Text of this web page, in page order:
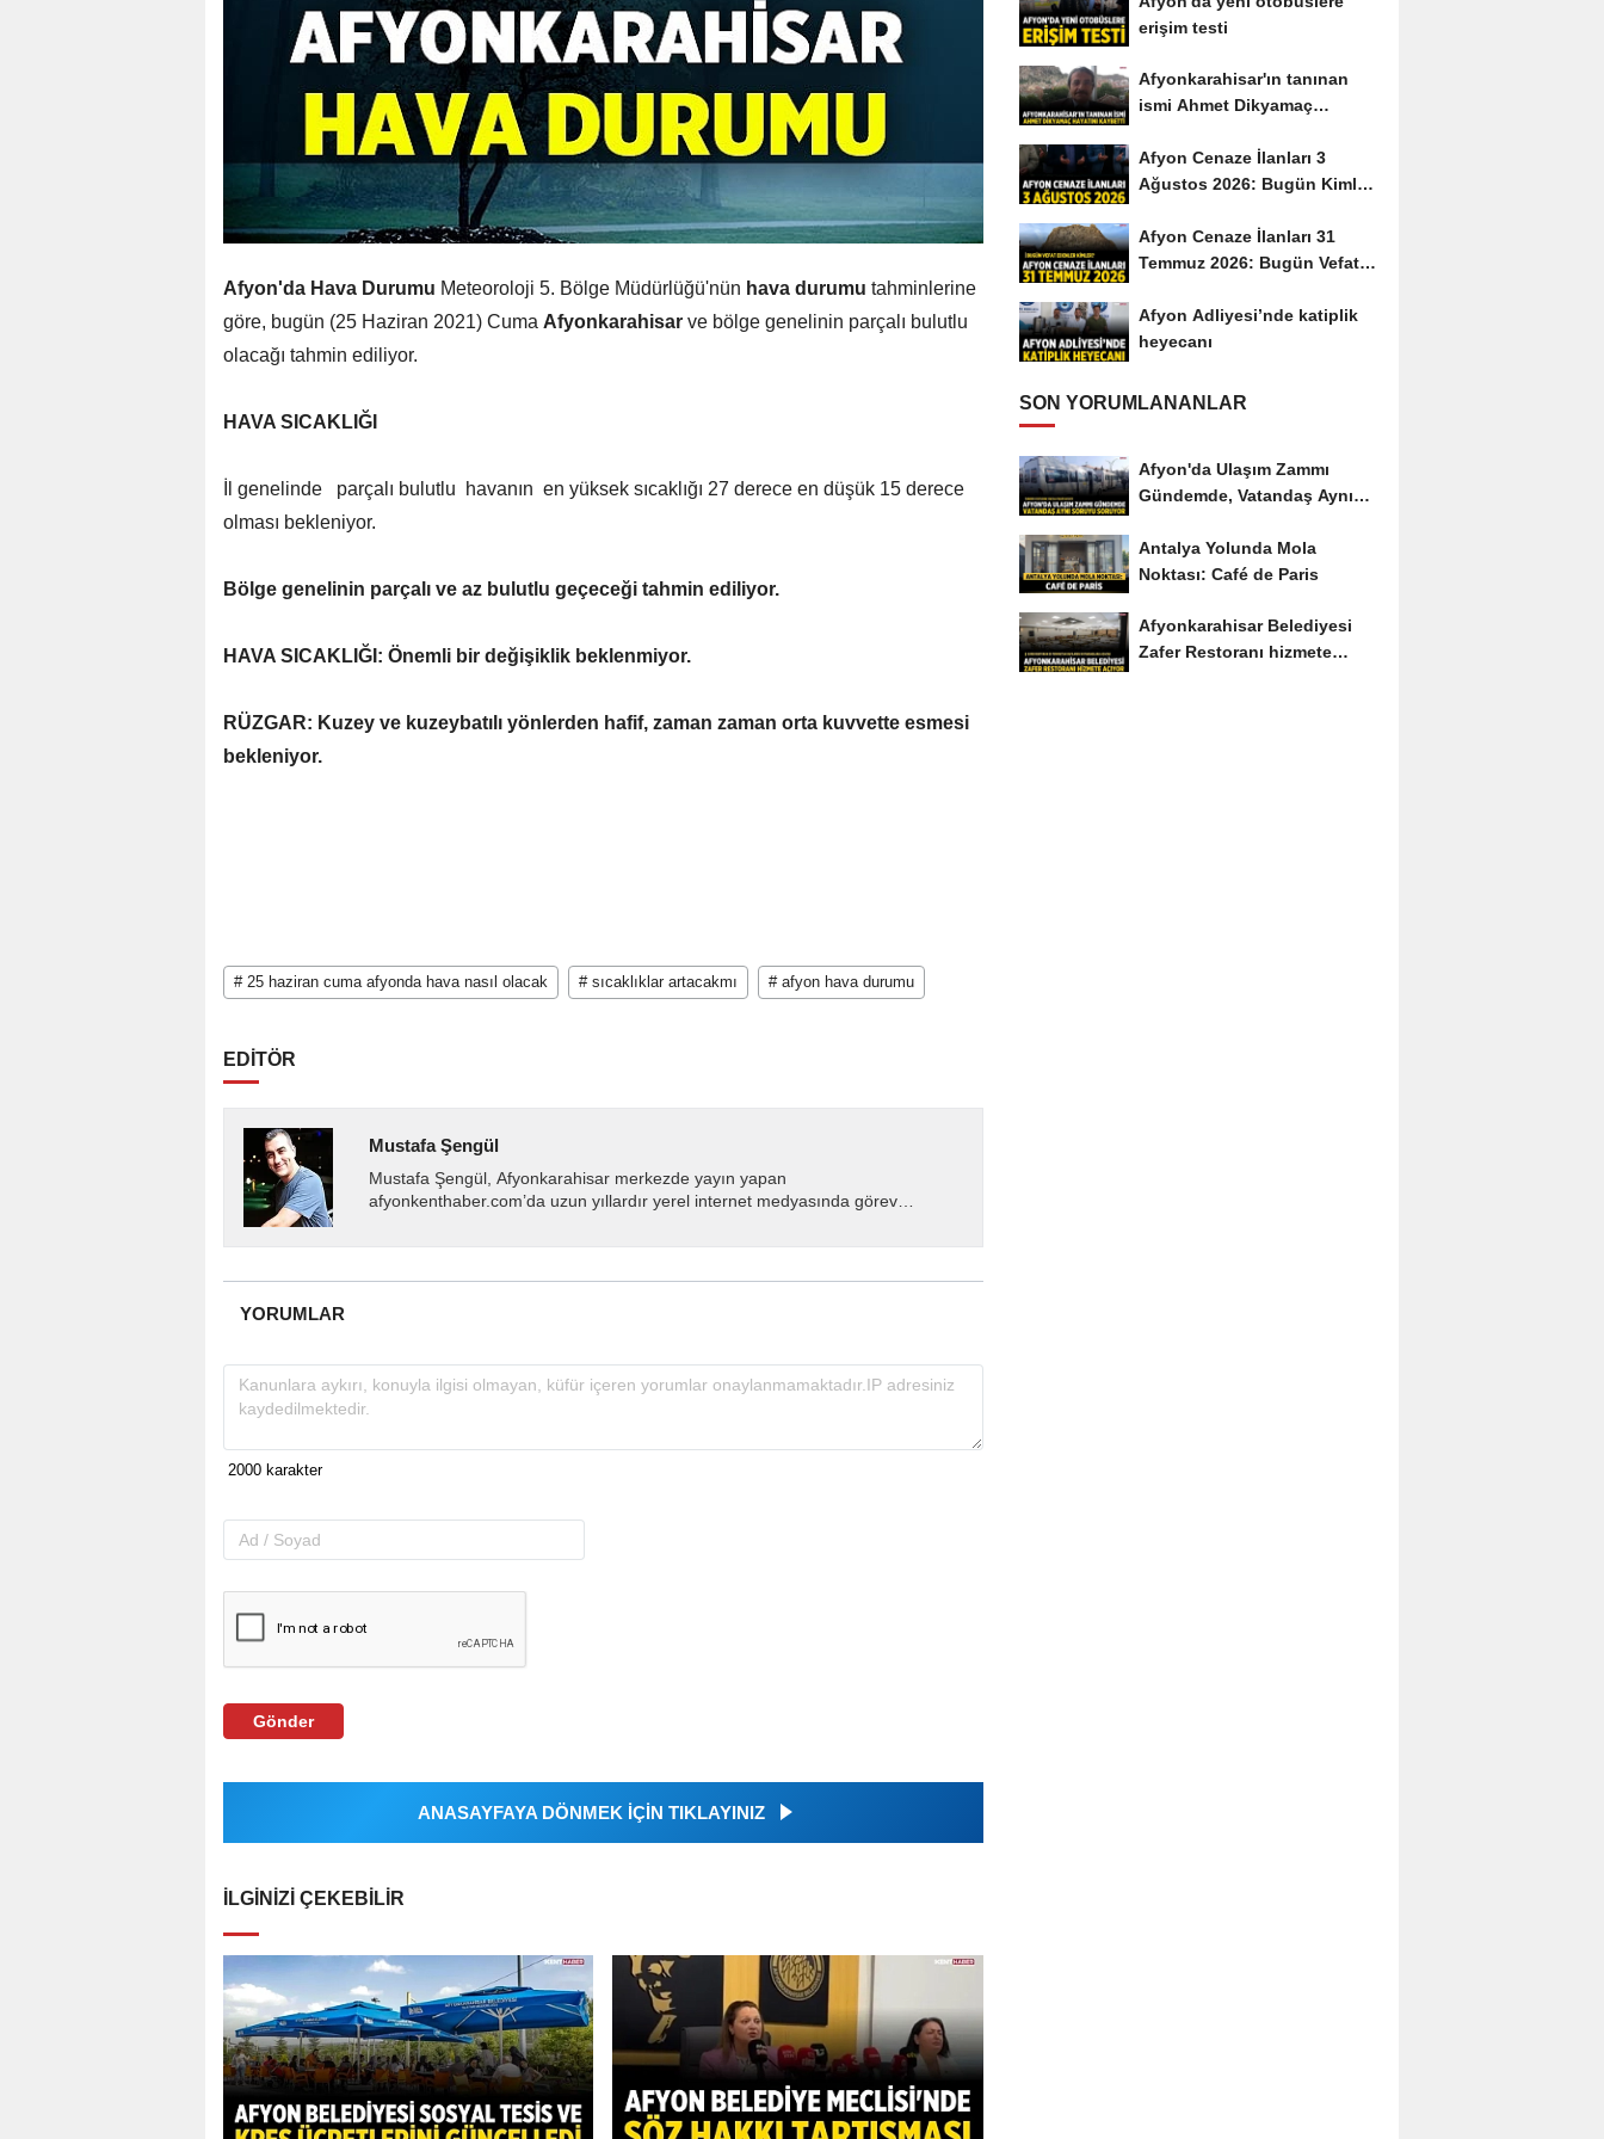
Afyon'da Hava Durumu Meteoroloji 5. Bölge Müdürlüğü'nün hava durumu tahminlerine
göre, bugün (25 Haziran 2021) Cuma Afyonkarahisar ve bölge genelinin parçalı bulutlu
olacağı tahmin ediliyor.
HAVA SICAKLIĞI
İl genelinde parçalı bulutlu havanın en yüksek sıcaklığı 27 derece en düşük 15 derece
olması bekleniyor.
Bölge genelinin parçalı ve az bulutlu geçeceği tahmin ediliyor.
HAVA SICAKLIĞI: Önemli bir değişiklik beklenmiyor.
RÜZGAR: Kuzey ve kuzeybatılı yönlerden hafif, zaman zaman orta kuvvette esmesi
bekleniyor.
# 25 haziran cuma afyonda hava nasıl olacak # sıcaklıklar artacakmı # afyon hava durumu
EDİTÖR
Mustafa Şengül
Mustafa Şengül, Afyonkarahisar merkezde yayın yapan
afyonkenthaber.com’da uzun yıllardır yerel internet medyasında görev
YORUMLAR
Gönder
ANASAYFAYA DÖNMEK İÇİN TIKLAYINIZ
İLGINIZI ÇEKEBILIR
erişim testi
Afyonkarahisar'ın tanınan
ismi Ahmet Dikyamaç
Afyon Cenaze İlanları 3
Ağustos 2026: Bugün Kimler
Afyon Cenaze İlanları 31
Temmuz 2026: Bugün Vefat
Afyon Adliyesi’nde katiplik
heyecanı
SON YORUMLANANLAR
Afyon'da Ulaşım Zammı
Gündemde, Vatandaş Aynı
Antalya Yolunda Mola
Noktası: Café de Paris
Afyonkarahisar Belediyesi
Zafer Restoranı hizmete